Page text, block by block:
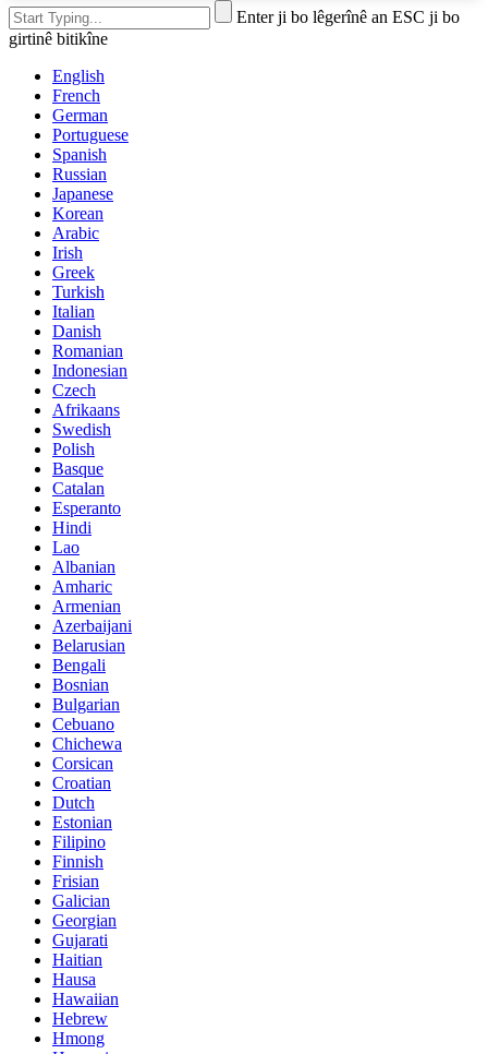
Enter ji bo lêgerînê an ESC ji bo
girtinê bitikîne
English
French
German
Portuguese
Spanish
Russian
Japanese
Korean
Arabic
Irish
Greek
Turkish
Italian
Danish
Romanian
Indonesian
Czech
Afrikaans
Swedish
Polish
Basque
Catalan
Esperanto
Hindi
Lao
Albanian
Amharic
Armenian
Azerbaijani
Belarusian
Bengali
Bosnian
Bulgarian
Cebuano
Chichewa
Corsican
Croatian
Dutch
Estonian
Filipino
Finnish
Frisian
Galician
Georgian
Gujarati
Haitian
Hausa
Hawaiian
Hebrew
Hmong